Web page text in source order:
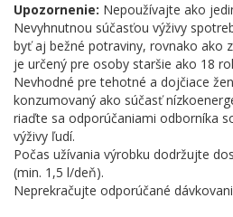
Upozornenie: Nepoužívajte ako
Nevyhnutnou súčasťou výživy
byť aj bežné potraviny, rovnako ako
je určený pre osoby staršie ako 18
Nevhodné pre tehotné a dojčiace
konzumovaný ako súčasť
riaďte sa odporúčaniami odborníka
výživy ľudí.
Počas užívania výrobku dodržujte
(min. 1,5 l/deň).
Neprekračujte odporúčané